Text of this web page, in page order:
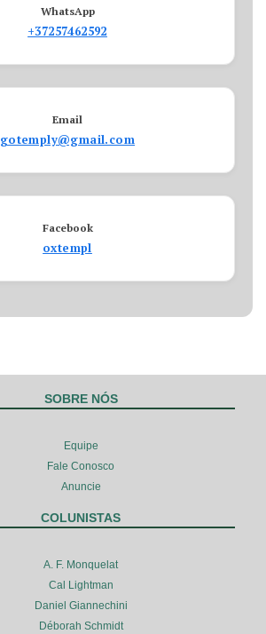
WhatsApp
+37257462592
Email
gotemply@gmail.com
Facebook
oxtempl
SOBRE NÓS
Equipe
Fale Conosco
Anuncie
COLUNISTAS
A. F. Monquelat
Cal Lightman
Daniel Giannechini
Déborah Schmidt